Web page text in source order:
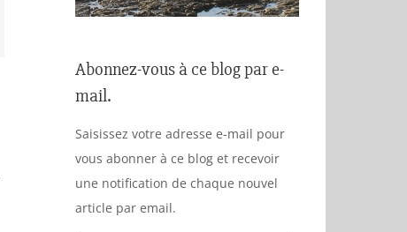
Abonnez-vous à ce blog par e-
mail.
Saisissez votre adresse e-mail pour
vous abonner à ce blog et recevoir
une notification de chaque nouvel
article par email.